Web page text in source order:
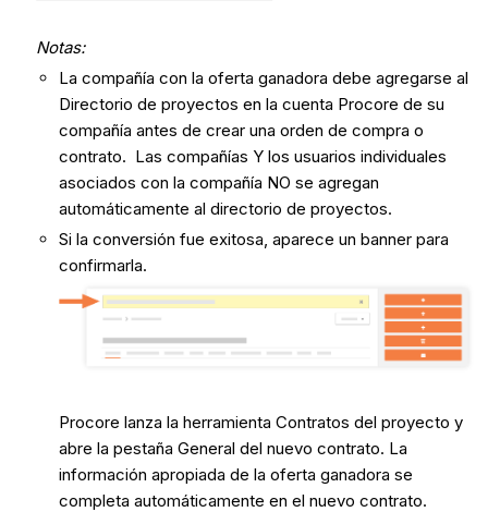
Notas:
La compañía con la oferta ganadora debe agregarse al
Directorio de proyectos en la cuenta Procore de su
compañía antes de crear una orden de compra o
contrato. Las compañías Y los usuarios individuales
asociados con la compañía NO se agregan
automáticamente al directorio de proyectos.
Si la conversión fue exitosa, aparece un banner para
confirmarla.
Procore lanza la herramienta Contratos del proyecto y
abre la pestaña General del nuevo contrato. La
información apropiada de la oferta ganadora se
completa automáticamente en el nuevo contrato.